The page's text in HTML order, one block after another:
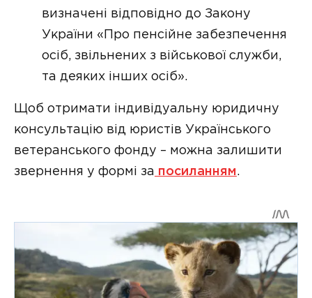
визначені відповідно до Закону
України «Про пенсійне забезпечення
осіб, звільнених з військової служби,
та деяких інших осіб».
Щоб отримати індивідуальну юридичну
консультацію від юристів Українського
ветеранського фонду – можна залишити
звернення у формі за посиланням.